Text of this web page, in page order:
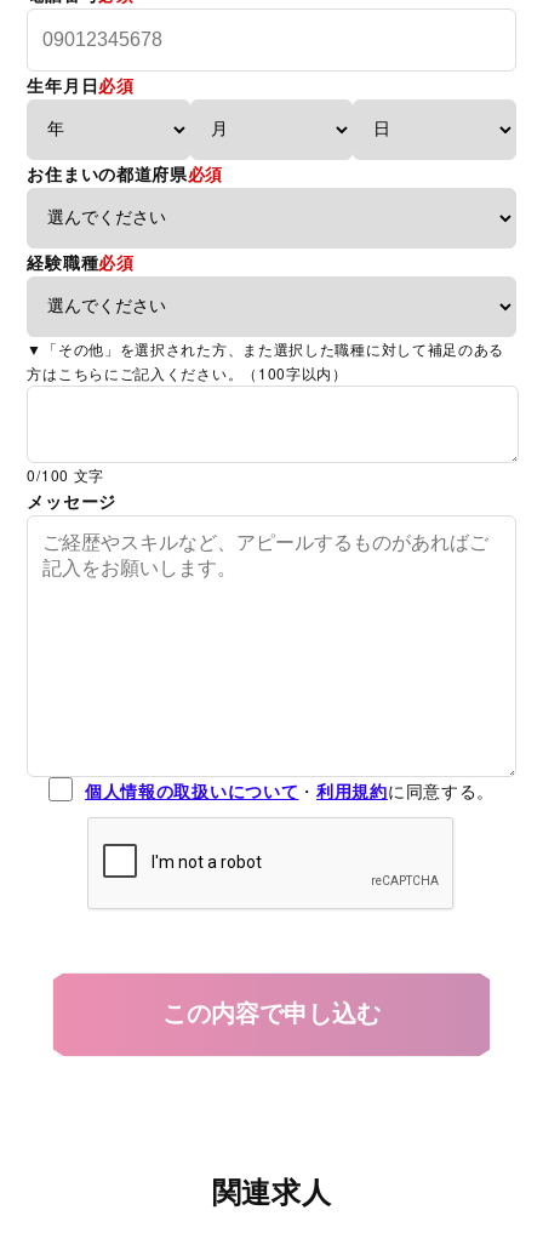
生年月日必須
お住まいの都道府県必須
経験職種必須
▼「その他」を選択された方、また選択した職種に対して補足のある
方はこちらにご記入ください。（100字以内）
0/100 文字
メッセージ
個人情報の取扱いについて ・利用規約に同意する。
関連求人